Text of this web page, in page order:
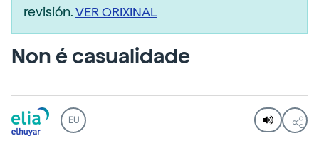
revisión.VER ORIXINAL
Non é casualidade
EU